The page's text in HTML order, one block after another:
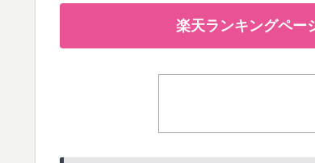
楽天ランキングペー